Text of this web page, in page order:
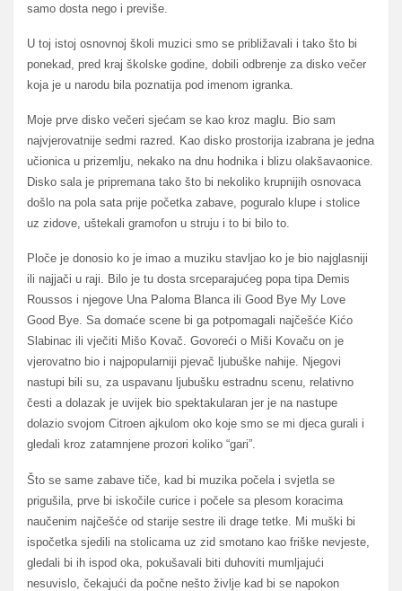
samo dosta nego i previše.
U toj istoj osnovnoj školi muzici smo se približavali i tako što bi
ponekad, pred kraj školske godine, dobili odbrenje za disko večer
koja je u narodu bila poznatija pod imenom igranka.
Moje prve disko večeri sjećam se kao kroz maglu. Bio sam
najvjerovatnije sedmi razred. Kao disko prostorija izabrana je jedna
učionica u prizemlju, nekako na dnu hodnika i blizu olakšavaonice.
Disko sala je pripremana tako što bi nekoliko krupnijih osnovaca
došlo na pola sata prije početka zabave, poguralo klupe i stolice
uz zidove, uštekali gramofon u struju i to bi bilo to.
Ploče je donosio ko je imao a muziku stavljao ko je bio najglasniji
ili najjači u raji. Bilo je tu dosta srceparajućeg popa tipa Demis
Roussos i njegove Una Paloma Blanca ili Good Bye My Love
Good Bye. Sa domaće scene bi ga potpomagali najčešće Kićo
Slabinac ili vječiti Mišo Kovač. Govoreći o Miši Kovaču on je
vjerovatno bio i najpopularniji pjevač ljubuške nahije. Njegovi
nastupi bili su, za uspavanu ljubušku estradnu scenu, relativno
česti a dolazak je uvijek bio spektakularan jer je na nastupe
dolazio svojom Citroen ajkulom oko koje smo se mi djeca gurali i
gledali kroz zatamnjene prozori koliko “gari”.
Što se same zabave tiče, kad bi muzika počela i svjetla se
prigušila, prve bi iskočile curice i počele sa plesom koracima
naučenim najčešće od starije sestre ili drage tetke. Mi muški bi
ispočetka sjedili na stolicama uz zid smotano kao friške nevjeste,
gledali bi ih ispod oka, pokušavali biti duhoviti mumljajući
nesuvislo, čekajući da počne nešto življe kad bi se napokon